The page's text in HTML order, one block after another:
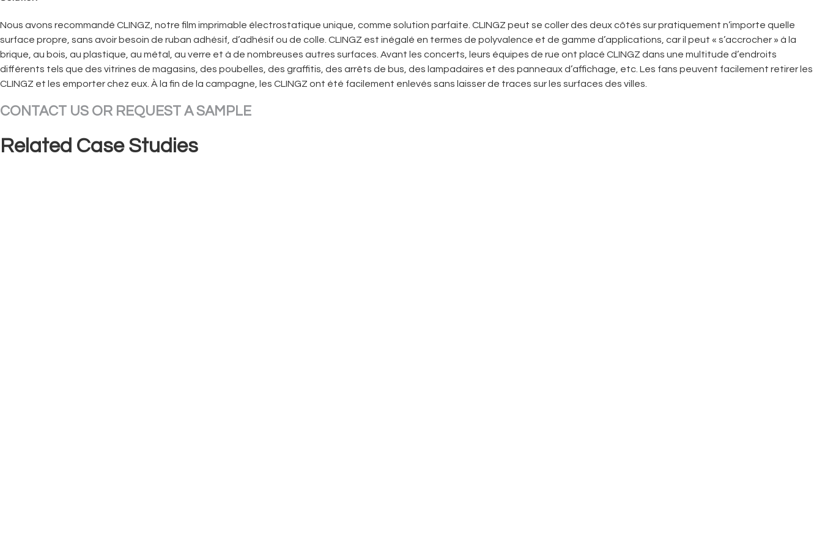
Nous avons recommandé CLINGZ, notre film imprimable électrostatique unique, comme solution parfaite. CLINGZ peut se coller des deux côtés sur pratiquement n’importe quelle
surface propre, sans avoir besoin de ruban adhésif, d’adhésif ou de colle. CLINGZ est inégalé en termes de polyvalence et de gamme d’applications, car il peut « s’accrocher » à la
brique, au bois, au plastique, au métal, au verre et à de nombreuses autres surfaces. Avant les concerts, leurs équipes de rue ont placé CLINGZ dans une multitude d’endroits
différents tels que des vitrines de magasins, des poubelles, des graffitis, des arrêts de bus, des lampadaires et des panneaux d’affichage, etc. Les fans peuvent facilement retirer les
CLINGZ et les emporter chez eux. À la fin de la campagne, les CLINGZ ont été facilement enlevés sans laisser de traces sur les surfaces des villes.
CONTACT US OR REQUEST A SAMPLE
Related Case Studies